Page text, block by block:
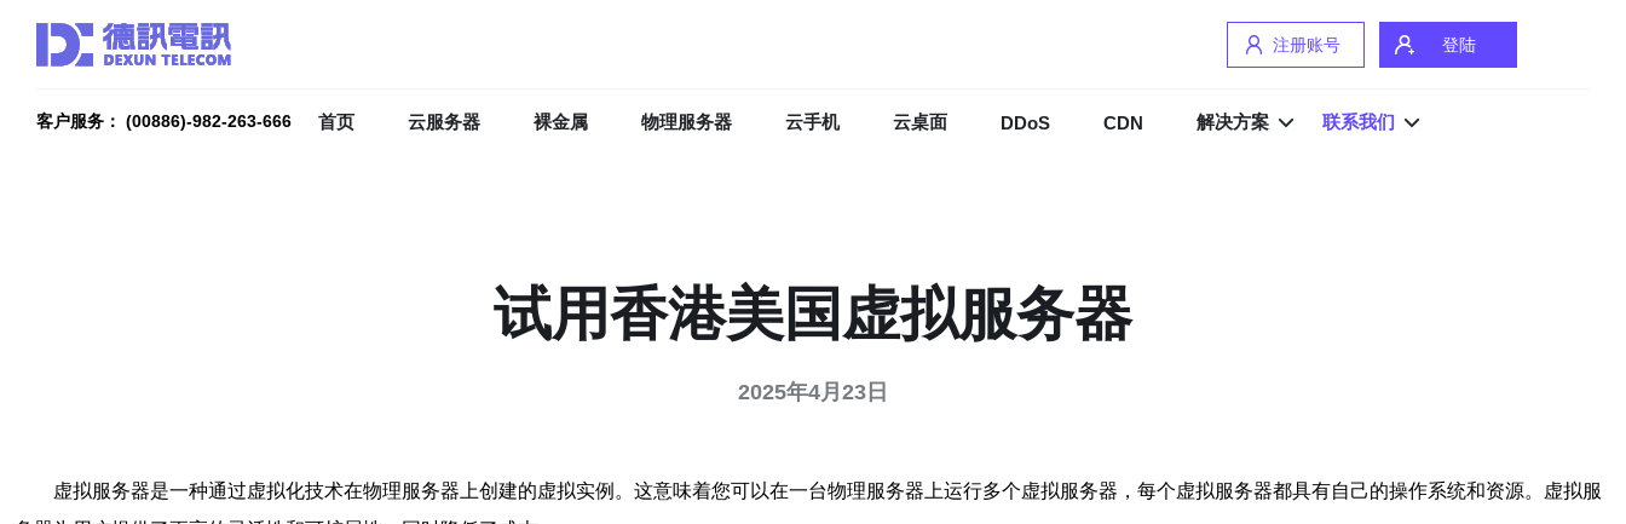
注册账号 登陆
客户服务： (00886)-982-263-666 首页 云服务器 裸金属 物理服务器 云手机 云桌面 DDoS CDN 解决方案 联系我们
试用香港美国虚拟服务器
2025年4月23日
虚拟服务器是一种通过虚拟化技术在物理服务器上创建的虚拟实例。这意味着您可以在一台物理服务器上运行多个虚拟服务器，每个虚拟服务器都具有自己的操作系统和资源。虚拟服